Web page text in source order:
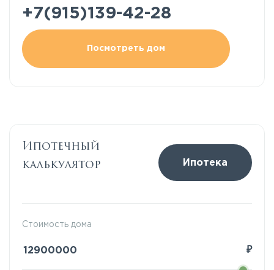
+7(915)139-42-28
Посмотреть дом
Ипотечный
калькулятор
Ипотека
Стоимость дома
₽